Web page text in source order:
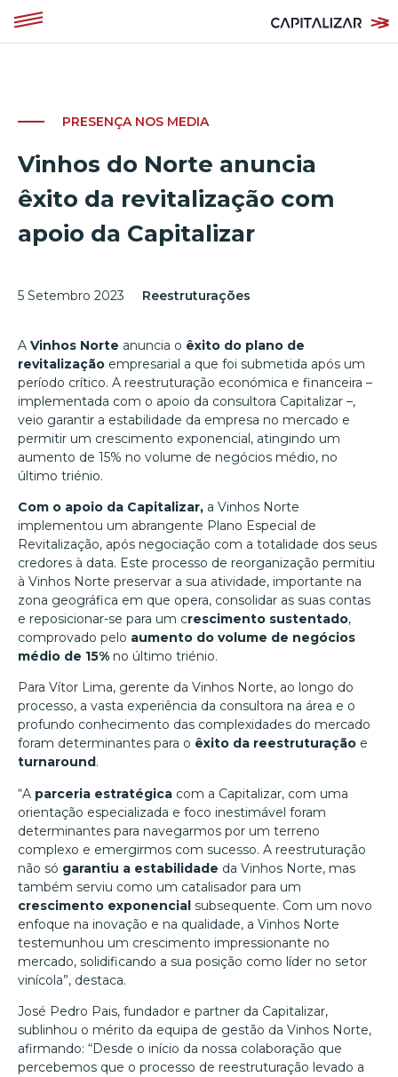
PRESENÇA NOS MEDIA
Vinhos do Norte anuncia
êxito da revitalização com
apoio da Capitalizar
5 Setembro 2023 Reestruturações
A Vinhos Norte anuncia o êxito do plano de
revitalização empresarial a que foi submetida após um
período crítico. A reestruturação económica e financeira –
implementada com o apoio da consultora Capitalizar –,
veio garantir a estabilidade da empresa no mercado e
permitir um crescimento exponencial, atingindo um
aumento de 15% no volume de negócios médio, no
último triénio.
Com o apoio da Capitalizar, a Vinhos Norte
implementou um abrangente Plano Especial de
Revitalização, após negociação com a totalidade dos seus
credores à data. Este processo de reorganização permitiu
à Vinhos Norte preservar a sua atividade, importante na
zona geográfica em que opera, consolidar as suas contas
e reposicionar-se para um crescimento sustentado,
comprovado pelo aumento do volume de negócios
médio de 15% no último triénio.
Para Vítor Lima, gerente da Vinhos Norte, ao longo do
processo, a vasta experiência da consultora na área e o
profundo conhecimento das complexidades do mercado
foram determinantes para o êxito da reestruturação e
turnaround.
“A parceria estratégica com a Capitalizar, com uma
orientação especializada e foco inestimável foram
determinantes para navegarmos por um terreno
complexo e emergirmos com sucesso. A reestruturação
não só garantiu a estabilidade da Vinhos Norte, mas
também serviu como um catalisador para um
crescimento exponencial subsequente. Com um novo
enfoque na inovação e na qualidade, a Vinhos Norte
testemunhou um crescimento impressionante no
mercado, solidificando a sua posição como líder no setor
vinícola”, destaca.
José Pedro Pais, fundador e partner da Capitalizar,
sublinhou o mérito da equipa de gestão da Vinhos Norte,
afirmando: “Desde o início da nossa colaboração que
percebemos que o processo de reestruturação levado a